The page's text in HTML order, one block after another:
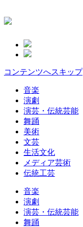
コンテンツへスキップ
音楽
演劇
演芸・伝統芸能
舞踊
美術
文芸
生活文化
メディア芸術
伝統工芸
音楽
演劇
演芸・伝統芸能
舞踊